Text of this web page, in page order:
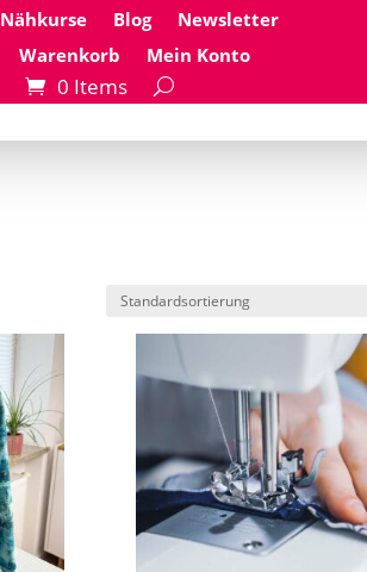
Nähkurse Blog
Newsletter
Warenkorb Mein Konto
0 Items